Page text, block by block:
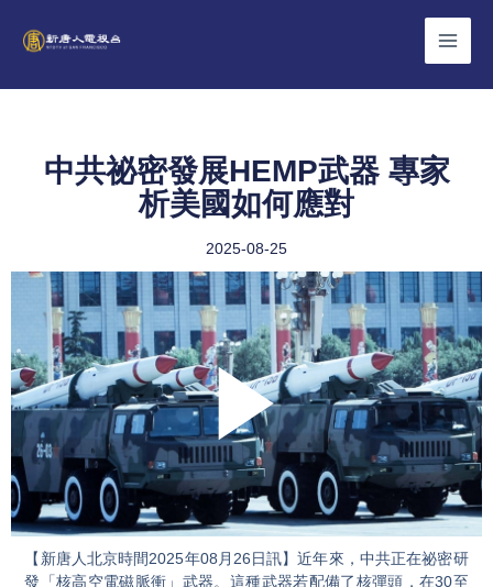
中共祕密發展HEMP武器 專家
析美國如何應對
2025-08-25
Play
Video
【新唐人北京時間2025年08月26日訊】近年來，中共正在祕密研
發「核高空電磁脈衝」武器。這種武器若配備了核彈頭，在30至